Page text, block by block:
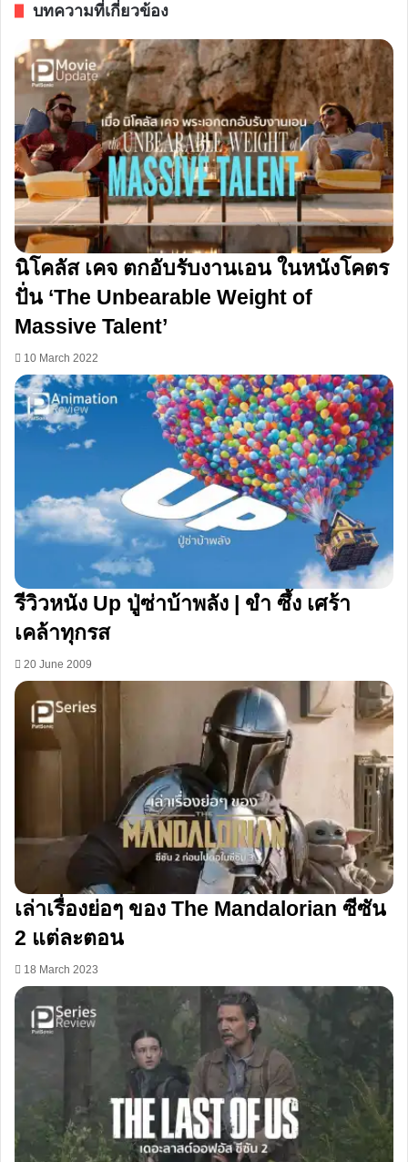
เรียก
ได้
ว่า...อลหม่าน
ชม
ได้
แล้ว
ทาง
Netflix
บทความที่เกี่ยวข้อง
นิโคลัส เคจ ตกอับรับงานเอน ในหนังโคตร
ปั่น ‘The Unbearable Weight of
Massive Talent’
10 March 2022
รีวิวหนัง Up ปู่ซ่าบ้าพลัง | ขำ ซึ้ง เศร้า
เคล้าทุกรส
20 June 2009
เล่าเรื่องย่อๆ ของ The Mandalorian ซีซัน
2 แต่ละตอน
18 March 2023